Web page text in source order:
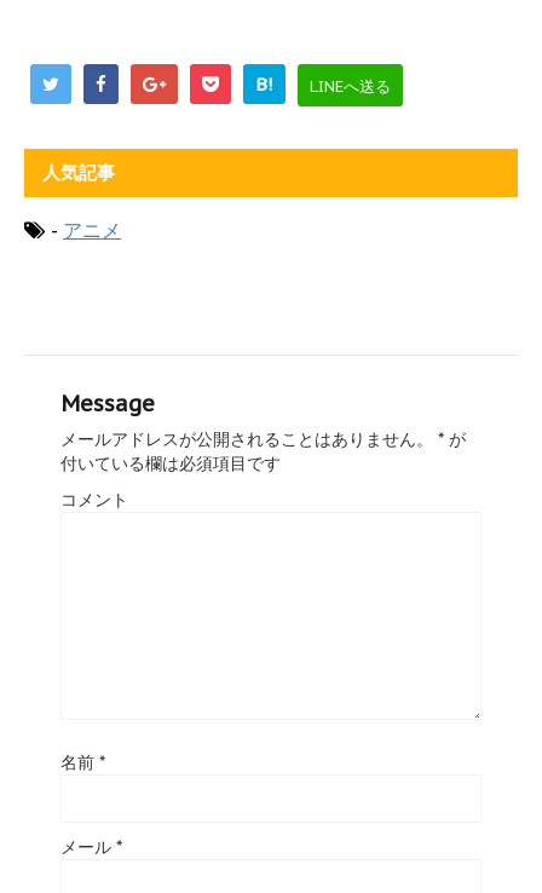
B! LINEへ送る
人気記事
- アニメ
Message
メールアドレスが公開されることはありません。 * が
付いている欄は必須項目です
コメント
名前 *
メール *